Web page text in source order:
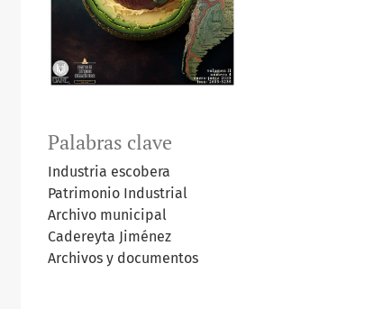
Palabras clave
Industria escobera
Patrimonio Industrial
Archivo municipal
Cadereyta Jiménez
Archivos y documentos